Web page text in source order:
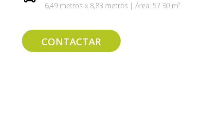
6,49 metros x 8,83 metros | Área: 57.30 m²
CONTACTAR